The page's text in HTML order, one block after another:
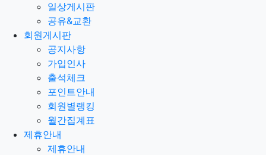
일상게시판
공유&교환
회원게시판
공지사항
가입인사
출석체크
포인트안내
회원별랭킹
월간집계표
제휴안내
제휴안내